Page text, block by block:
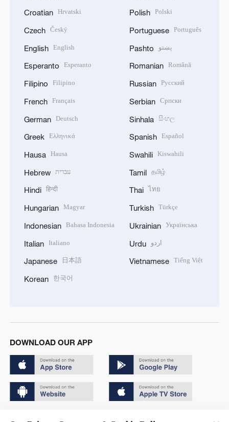
Croatian Hrvatski
Czech Český
English English
Esperanto Esperanto
Filipino Filipino
French Français
German Deutsch
Greek Ελληνικά
Hausa Hausa
Hebrew עברית
Hindi हिन्दी
Hungarian Magyar
Indonesian Bahasa Indonesia
Italian Italiano
Japanese 日本語
Korean 한국어
Polish Polski
Portuguese Português
Pashto پښتو
Romanian Română
Russian Русский
Serbian Српски
Sinhala සිංහල
Spanish Español
Swahili Kiswahili
Tamil தமிழ்
Thai ไทย
Turkish Türkçe
Ukrainian Українська
Urdu اردو
Vietnamese Tiếng Việt
DOWNLOAD OUR APP